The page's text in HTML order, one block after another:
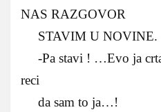
NAS RAZGOVOR
STAVIM U NOVINE.
-Pa stavi ! …Evo ja
reci
da sam to ja…!